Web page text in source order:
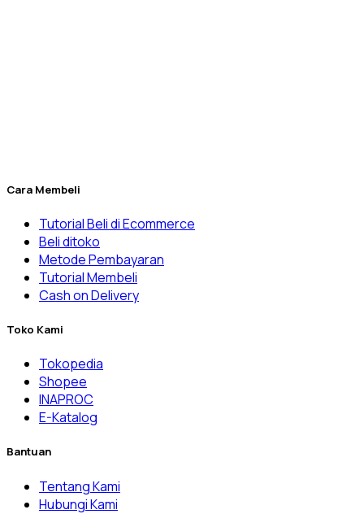
Cara Membeli
Tutorial Beli di Ecommerce
Beli ditoko
Metode Pembayaran
Tutorial Membeli
Cash on Delivery
Toko Kami
Tokopedia
Shopee
INAPROC
E-Katalog
Bantuan
Tentang Kami
Hubungi Kami